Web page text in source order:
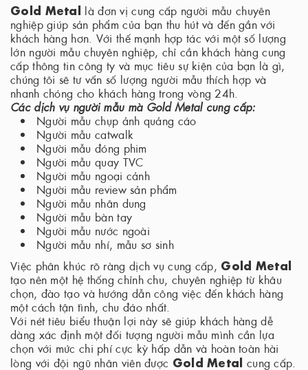
Gold Metal là đơn vị cung cấp người mẫu chuyên
nghiệp giúp sản phẩm của bạn thu hút và đến gần với
khách hàng hơn. Với thế mạnh hợp tác với một số lượng
lớn người mẫu chuyên nghiệp, chỉ cần khách hàng cung
cấp thông tin công ty và mục tiêu sự kiện của bạn là gì,
chúng tôi sẽ tư vấn số lượng người mẫu thích hợp và
nhanh chóng cho khách hàng trong vòng 24h.
Các dịch vụ người mẫu mà Gold Metal cung cấp:
Người mẫu chụp ảnh quảng cáo
Người mẫu catwalk
Người mẫu đóng phim
Người mẫu quay TVC
Người mẫu ngoại cảnh
Người mẫu review sản phẩm
Người mẫu nhân dung
Người mẫu bàn tay
Người mẫu nước ngoài
Người mẫu nhí, mẫu sơ sinh
Việc phân khúc rõ ràng dịch vụ cung cấp, Gold Metal
tạo nên một hệ thống chỉnh chu, chuyên nghiệp từ khâu
chọn, đào tạo và hướng dẫn công việc đến khách hàng
một cách tận tình, chu đáo nhất.
Với nét tiêu biểu thuận lợi này sẽ giúp khách hàng dễ
dàng xác định một đối tượng người mẫu mình cần lựa
chọn với mức chi phí cực kỳ hấp dẫn và hoàn toàn hài
lòng với đội ngũ nhân viên được Gold Metal cung cấp.